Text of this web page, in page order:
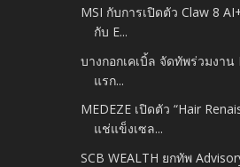
MSI กับการเปิดตัว Claw 8
กับ E...
บางกอกเคเบิ้ล จัดทัพร่วมงาน
แรก...
MEDEZE เปิดตัว “Hair
แช่แข็งเซล...
SCB WEALTH ยกทัพ